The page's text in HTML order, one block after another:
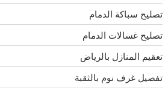
تصليح سباكة الدمام
تصليح غسالات الدمام
تعقيم المنازل بالرياض
تفصيل غرف نوم بالثقبة